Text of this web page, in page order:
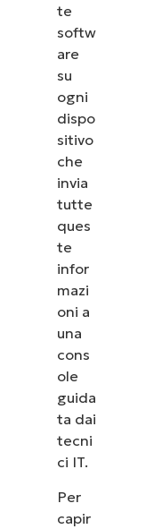
te
softw
are
su
ogni
dispo
sitivo
che
invia
tutte
ques
te
infor
mazi
oni a
una
cons
ole
guida
ta dai
tecni
ci IT.
Per
capir